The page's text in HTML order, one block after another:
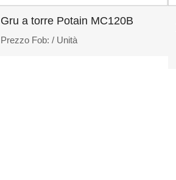
Gru a torre Potain MC120B
Prezzo Fob:/ Unità